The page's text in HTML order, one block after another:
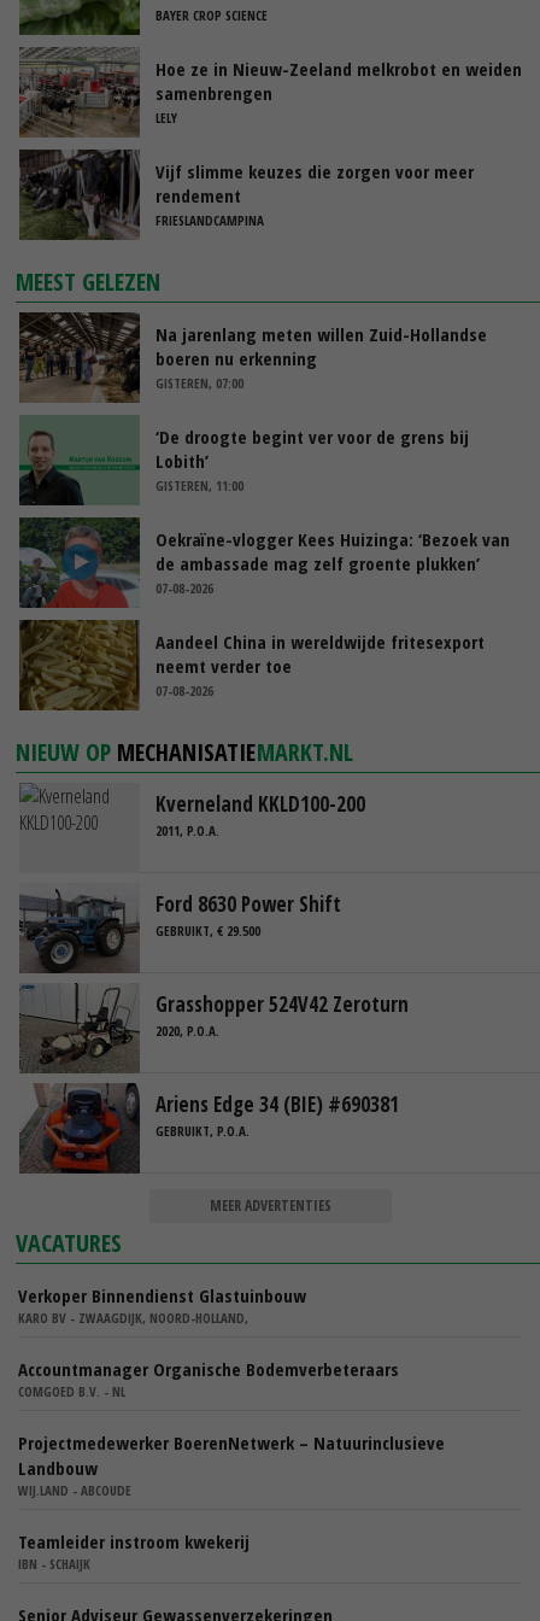
BAYER CROP SCIENCE
Hoe ze in Nieuw-Zeeland melkrobot en weiden
samenbrengen
LELY
Vijf slimme keuzes die zorgen voor meer
rendement
FRIESLANDCAMPINA
MEEST GELEZEN
Na jarenlang meten willen Zuid-Hollandse
boeren nu erkenning
GISTEREN, 07:00
‘De droogte begint ver voor de grens bij
Lobith’
GISTEREN, 11:00
Oekraïne-vlogger Kees Huizinga: ‘Bezoek van
de ambassade mag zelf groente plukken’
07-08-2026
Aandeel China in wereldwijde fritesexport
neemt verder toe
07-08-2026
NIEUW OP MECHANISATIEMARKT.NL
Kverneland KKLD100-200
2011, P.O.A.
Ford 8630 Power Shift
GEBRUIKT, € 29.500
Grasshopper 524V42 Zeroturn
2020, P.O.A.
Ariens Edge 34 (BIE) #690381
GEBRUIKT, P.O.A.
MEER ADVERTENTIES
VACATURES
Verkoper Binnendienst Glastuinbouw
KARO BV - ZWAAGDIJK, NOORD-HOLLAND,
Accountmanager Organische Bodemverbeteraars
COMGOED B.V. - NL
Projectmedewerker BoerenNetwerk – Natuurinclusieve
Landbouw
WIJ.LAND - ABCOUDE
Teamleider instroom kwekerij
IBN - SCHAIJK
Senior Adviseur Gewassenverzekeringen